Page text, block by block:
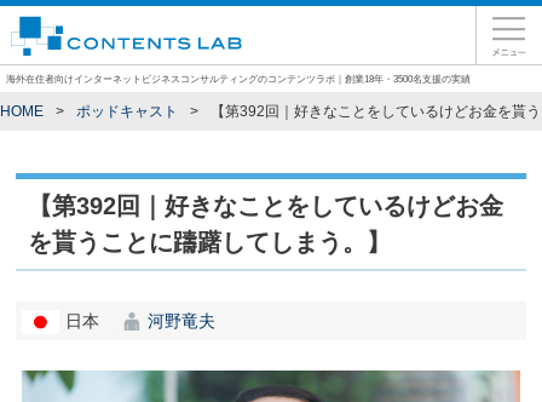
海外在住者向けインターネットビジネスコンサルティングのコンテンツラボ｜創業18年・3500名支援の実績
HOME ポッドキャスト 【第392回｜好きなことをしているけどお金を貰
【第392回｜好きなことをしているけどお金
を貰うことに躊躇してしまう。】
日本 河野竜夫